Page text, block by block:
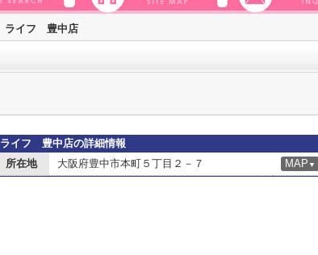
ライフ 豊中店
ライフ 豊中店の詳細情報
所在地
大阪府豊中市本町５丁目２－７ MAP ▼